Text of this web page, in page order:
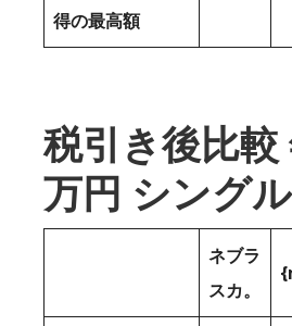
得の最高額
税引き後比較
万円 シング
ネブラ
スカ。